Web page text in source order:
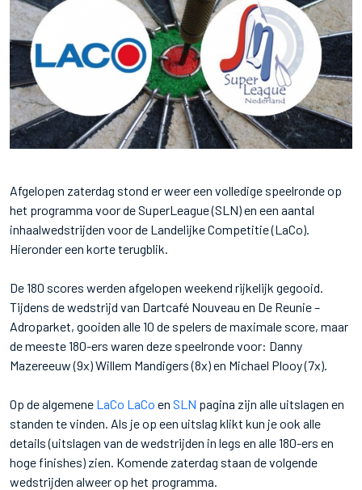
Afgelopen zaterdag stond er weer een volledige speelronde op
het programma voor de SuperLeague (SLN) en een aantal
inhaalwedstrijden voor de Landelijke Competitie (LaCo).
Hieronder een korte terugblik.
De 180 scores werden afgelopen weekend rijkelijk gegooid.
Tijdens de wedstrijd van Dartcafé Nouveau en De Reunie –
Adroparket, gooiden alle 10 de spelers de maximale score, maar
de meeste 180-ers waren deze speelronde voor: Danny
Mazereeuw (9x) Willem Mandigers (8x) en Michael Plooy (7x).
Op de algemene LaCo LaCo en SLN pagina zijn alle uitslagen en
standen te vinden. Als je op een uitslag klikt kun je ook alle
details (uitslagen van de wedstrijden in legs en alle 180-ers en
hoge finishes) zien. Komende zaterdag staan de volgende
wedstrijden alweer op het programma.